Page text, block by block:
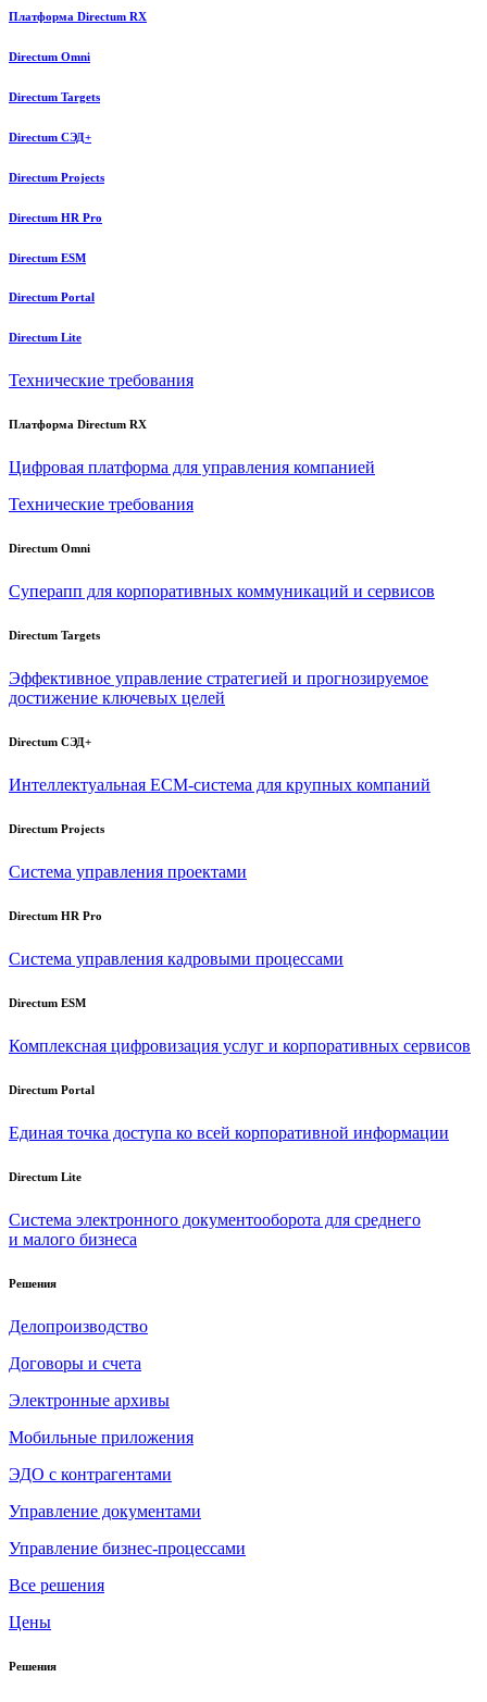
Платформа Directum RX
Directum Omni
Directum Targets
Directum СЭД+
Directum Projects
Directum HR Pro
Directum ESM
Directum Portal
Directum Lite
Технические требования
Платформа Directum RX
Цифровая платформа для управления компанией
Технические требования
Directum Omni
Суперапп для корпоративных коммуникаций и сервисов
Directum Targets
Эффективное управление стратегией и прогнозируемое
достижение ключевых целей
Directum СЭД+
Интеллектуальная ECM-система для крупных компаний
Directum Projects
Система управления проектами
Directum HR Pro
Система управления кадровыми процессами
Directum ESM
Комплексная цифровизация услуг и корпоративных сервисов
Directum Portal
Единая точка доступа ко всей корпоративной информации
Directum Lite
Система электронного документооборота для среднего
и малого бизнеса
Решения
Делопроизводство
Договоры и счета
Электронные архивы
Мобильные приложения
ЭДО с контрагентами
Управление документами
Управление бизнес-процессами
Все решения
Цены
Решения